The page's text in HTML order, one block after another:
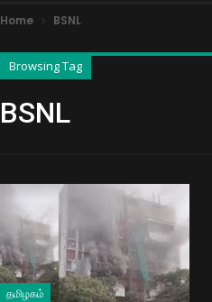
Home BSNL
Browsing Tag
BSNL
தமிழகம்